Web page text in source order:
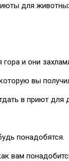
для
и они
вы
в приют
понадобятся.